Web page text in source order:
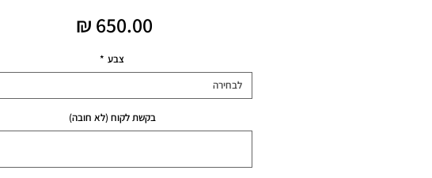
צבע *
לבחירה
בקשת לקוח (לא חובה)